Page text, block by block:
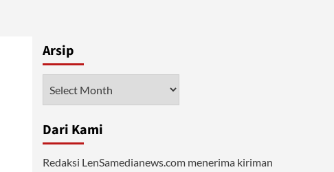
Arsip
Dari Kami
Redaksi LenSamedianews.com menerima kiriman